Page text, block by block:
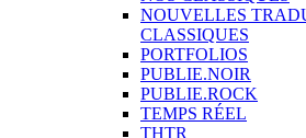
NOUVELLES
CLASSIQUES
PORTFOLIOS
PUBLIE.NOIR
PUBLIE.ROCK
TEMPS RÉEL
THTR